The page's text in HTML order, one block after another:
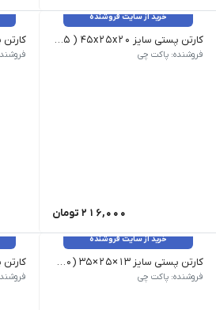
خرید از سایت فروشنده
کارتن پستی سایز 45x25x20 ( 15 عدد)
فروشنده: پاکت چی
216,000 تومان
( 3 لایه ) | ابعاد : 35x25x20 | قیمت هر عدد 125000 ریال می باشد
خرید از سایت فروشنده
کارتن پستی سایز 13×25×35 (20 عدد)
فروشنده: پاکت چی